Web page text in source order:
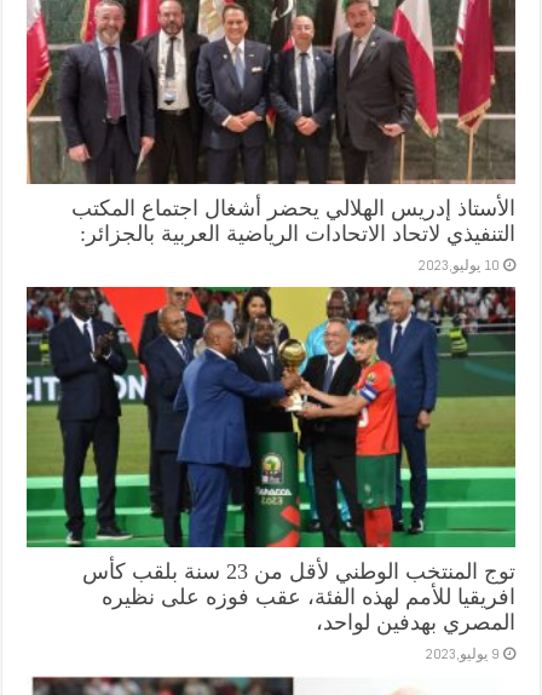
الأستاذ إدريس الهلالي يحضر أشغال اجتماع المكتب
التنفيذي لاتحاد الاتحادات الرياضية العربية بالجزائر:
10 يوليو,2023
توج المنتخب الوطني لأقل من 23 سنة بلقب كأس
افريقيا للأمم لهذه الفئة، عقب فوزه على نظيره
المصري بهدفين لواحد،
9 يوليو,2023